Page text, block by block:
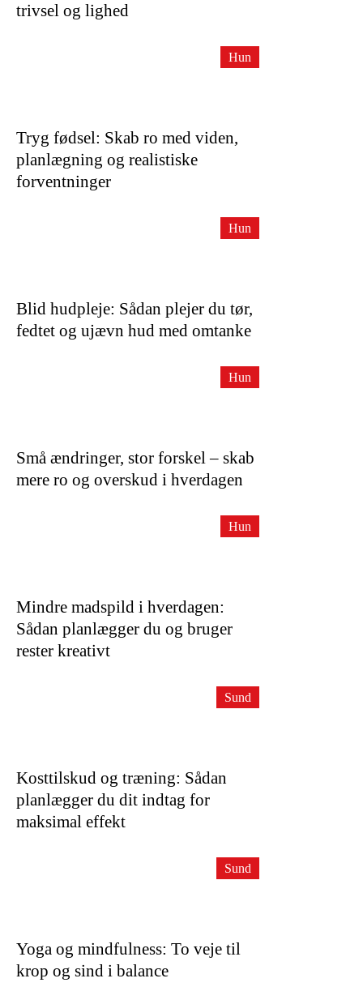
trivsel og lighed
Tryg fødsel: Skab ro med viden,
planlægning og realistiske
forventninger
Hun
Blid hudpleje: Sådan plejer du tør,
fedtet og ujævn hud med omtanke
Hun
Små ændringer, stor forskel – skab
mere ro og overskud i hverdagen
Hun
Mindre madspild i hverdagen:
Sådan planlægger du og bruger
rester kreativt
Hun
Kosttilskud og træning: Sådan
planlægger du dit indtag for
maksimal effekt
Sund
Yoga og mindfulness: To veje til
krop og sind i balance
Sund